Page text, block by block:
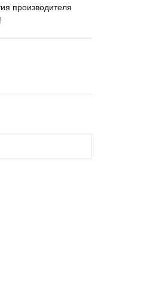
производителя